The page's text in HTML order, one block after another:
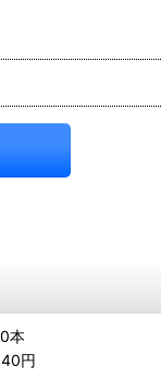
本
円